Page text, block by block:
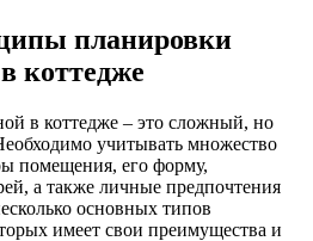
планировки
коттедже
в коттедже – это сложный, но
учитывать множество
помещения, его форму,
а также личные предпочтения
основных типов
имеет свои преимущества и